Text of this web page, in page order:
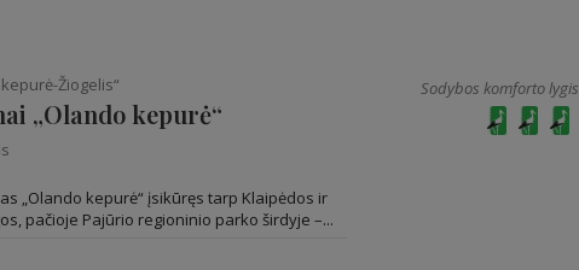
Žiogelis“
„Olando kepurė“
„Olando kepurė“ įsikūręs tarp Klaipėdos ir
pačioje Pajūrio regioninio parko širdyje –...
Sodybos komforto lygis